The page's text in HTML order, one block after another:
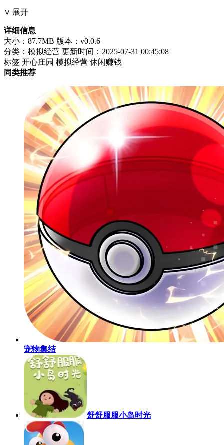
∨ 展开
详细信息
大小：87.7MB 版本：v0.0.6
分类：模拟经营 更新时间：2025-07-31 00:45:08
标签 开心庄园 模拟经营 休闲赚钱
同类推荐
宠物集结
舒舒服服小岛时光